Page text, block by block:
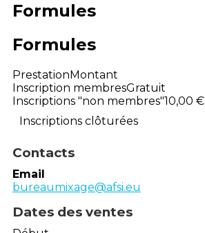
Formules
Formules
PrestationMontant
Inscription membresGratuit
Inscriptions "non membres"10,00 €
Inscriptions clôturées
Contacts
Email
bureaumixage@afsi.eu
Dates des ventes